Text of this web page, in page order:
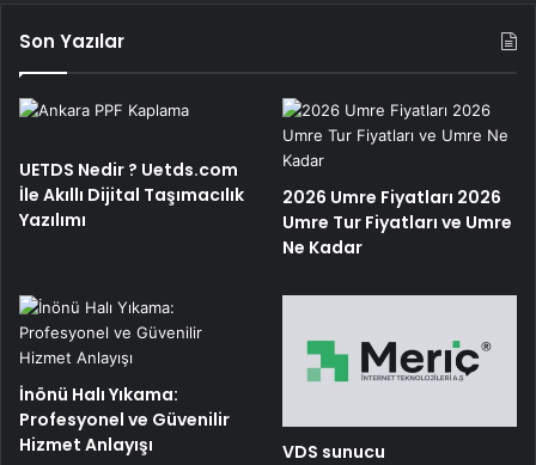
Son Yazılar
UETDS Nedir ? Uetds.com
İle Akıllı Dijital Taşımacılık
Yazılımı
2026 Umre Fiyatları 2026
Umre Tur Fiyatları ve Umre
Ne Kadar
İnönü Halı Yıkama:
Profesyonel ve Güvenilir
Hizmet Anlayışı
VDS sunucu